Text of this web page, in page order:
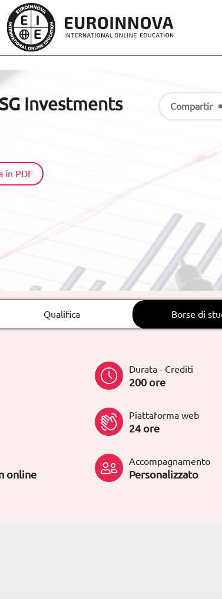
Investments
in PDF
Compartir
Qualifica Borse di
Durata - Crediti
200 ore
Piattaforma web
24 ore
online
Accompagnamento
Personalizzato